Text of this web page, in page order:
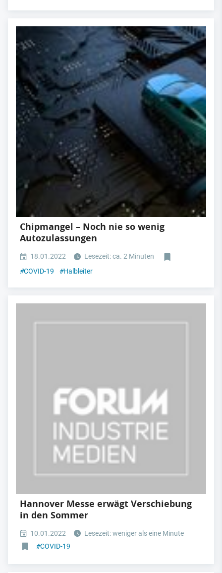
Chipmangel – Noch nie so wenig
Autozulassungen
18.01.2022
Lesezeit: ca. 2 Minuten
#COVID-19 #Halbleiter
Hannover Messe erwägt Verschiebung
in den Sommer
10.01.2022
Lesezeit: weniger als eine Minute
#COVID-19